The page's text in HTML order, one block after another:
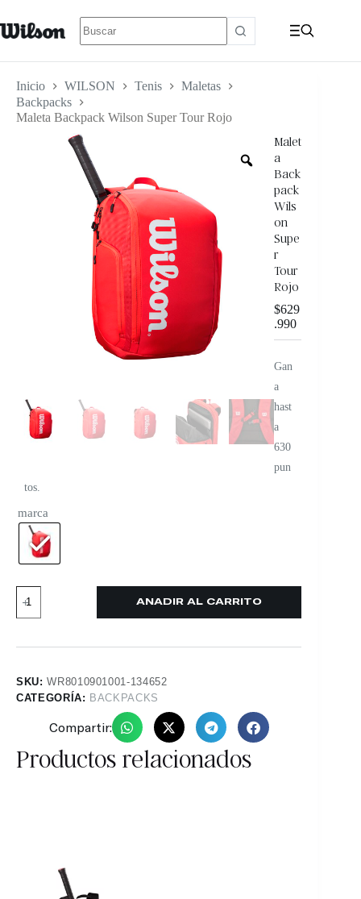
Inicio WILSON Tenis
Maletas
Backpacks
Maleta Backpack Wilson Super Tour Rojo
Malet
a
Back
pack
Wils
on
Supe
r
Tour
Rojo
$629
.990
Gan
a
hast
a
630
pun
tos.
marca
AÑADIR AL CARRITO
SKU:WR8010901001-134652
CATEGORÍA: BACKPACKS
Compartir:
Productos relacionados